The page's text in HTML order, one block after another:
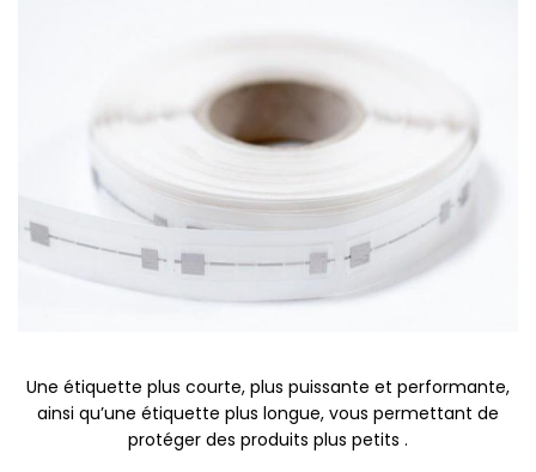
Une étiquette plus courte, plus puissante et performante,
ainsi qu’une étiquette plus longue, vous permettant de
protéger des produits plus petits .